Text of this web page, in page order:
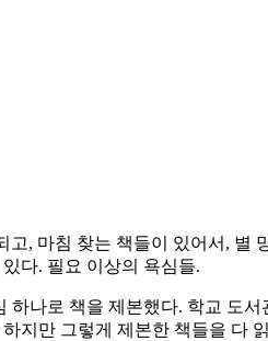
, 마침 찾는 책들이 있어서,
다. 필요 이상의 욕심들.
나로 책을 제본했다. 학교 도
만 그렇게 제본한 책들을 다